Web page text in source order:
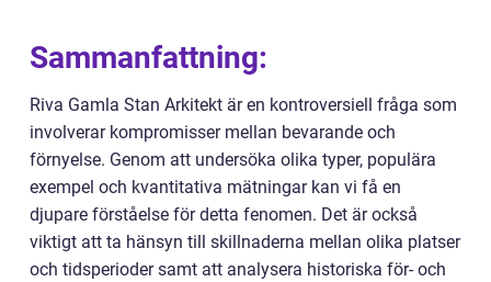
Sammanfattning:
Riva Gamla Stan Arkitekt är en kontroversiell fråga som
involverar kompromisser mellan bevarande och
förnyelse. Genom att undersöka olika typer, populära
exempel och kvantitativa mätningar kan vi få en
djupare förståelse för detta fenomen. Det är också
viktigt att ta hänsyn till skillnaderna mellan olika platser
och tidsperioder samt att analysera historiska för- och